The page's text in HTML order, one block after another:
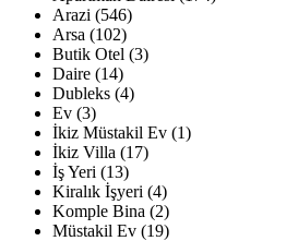
Arazi (546)
Arsa (102)
Butik Otel (3)
Daire (14)
Dubleks (4)
Ev (3)
İkiz Müstakil Ev (1)
İkiz Villa (17)
İş Yeri (13)
Kiralık İşyeri (4)
Komple Bina (2)
Müstakil Ev (19)